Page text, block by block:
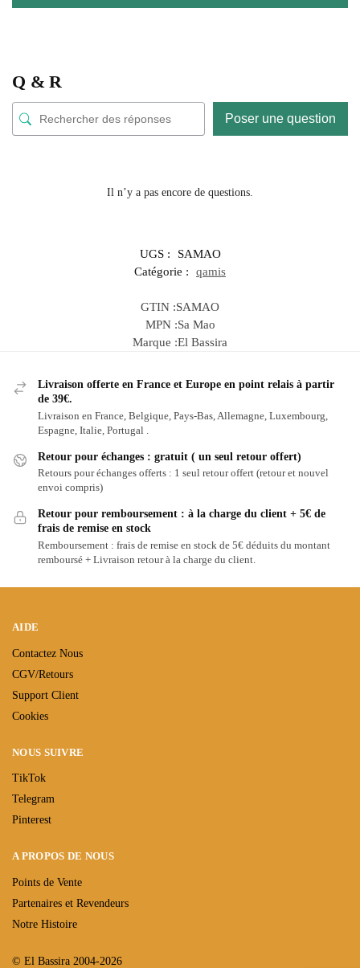
Q & R
Poser une question
Il n’y a pas encore de questions.
UGS :
SAMAO
Catégorie :
qamis
GTIN :SAMAO
MPN :Sa Mao
Marque :El Bassira
Livraison offerte en France et Europe en point relais à partir
de 39€.
Livraison en France, Belgique, Pays-Bas, Allemagne, Luxembourg,
Espagne, Italie, Portugal .
Retour pour échanges : gratuit ( un seul retour offert)
Retours pour échanges offerts : 1 seul retour offert (retour et nouvel
envoi compris)
Retour pour remboursement : à la charge du client + 5€ de
frais de remise en stock
Remboursement : frais de remise en stock de 5€ déduits du montant
remboursé + Livraison retour à la charge du client.
AIDE
Contactez Nous
CGV/Retours
Support Client
Cookies
NOUS SUIVRE
TikTok
Telegram
Pinterest
A PROPOS DE NOUS
Points de Vente
Partenaires et Revendeurs
Notre Histoire
© El Bassira 2004-2026